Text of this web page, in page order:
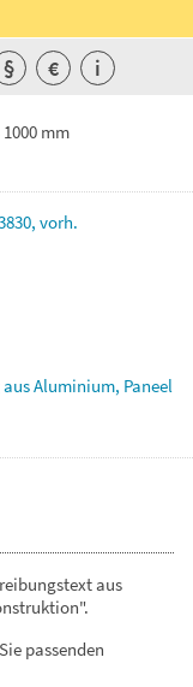
mm
vorh.
ausAluminium, Paneel
aus
passenden
§ € i